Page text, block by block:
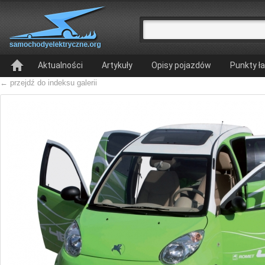
Aktualności Artykuły Opisy pojazdów Punkty
← przejdź do indeksu galerii